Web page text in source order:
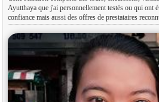
Ayutthaya que j'ai personnellement testés ou qui ont
confiance mais aussi des offres de prestataires